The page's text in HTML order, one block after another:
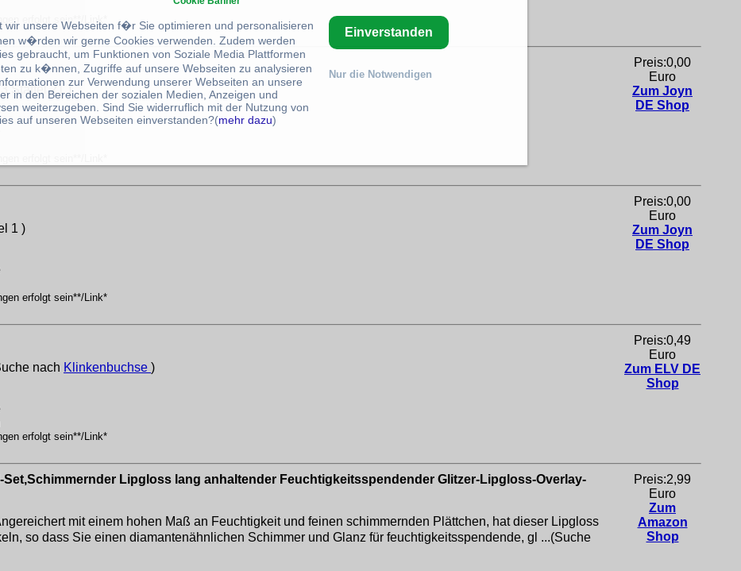
erfolgt sein**/Link*
3Staffel 21 )
erfolgt sein**/Link*
Preis:0,00
Euro
Zum Joyn
DE Shop
1 )
erfolgt sein**/Link*
Preis:0,00
Euro
Zum Joyn
DE Shop
nach Klinkenbuchse )
erfolgt sein**/Link*
Preis:0,49
Euro
Zum ELV DE
Shop
Lipgloss lang anhaltender Feuchtigkeitsspendender Glitzer-Lipgloss-Overlay-
mit einem hohen Maß an Feuchtigkeit und feinen schimmernden Plättchen, hat dieser Lipgloss
so dass Sie einen diamantenähnlichen Schimmer und Glanz für feuchtigkeitsspendende, gl ...(Suche
Preis:2,99
Euro
Zum
Amazon
Shop
wir unsere Webseiten f�r Sie optimieren und personalisieren
w�rden wir gerne Cookies verwenden. Zudem werden
gebraucht, um Funktionen von Soziale Media Plattformen
zu k�nnen, Zugriffe auf unsere Webseiten zu analysieren
zur Verwendung unserer Webseiten an unsere
in den Bereichen der sozialen Medien, Anzeigen und
weiterzugeben. Sind Sie widerruflich mit der Nutzung von
auf unseren Webseiten einverstanden?(mehr dazu)
Einverstanden
Nur die Notwendigen